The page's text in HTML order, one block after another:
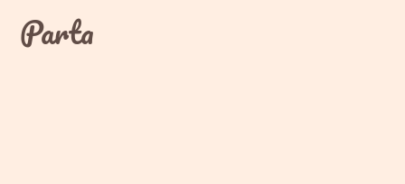
contentParta